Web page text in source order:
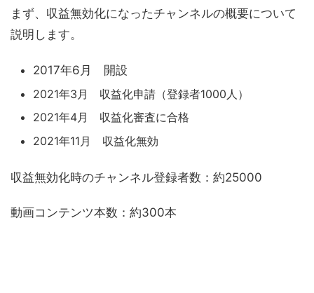
まず、収益無効化になったチャンネルの概要について
説明します。
2017年6月 開設
2021年3月 収益化申請（登録者1000人）
2021年4月 収益化審査に合格
2021年11月 収益化無効
収益無効化時のチャンネル登録者数：約25000
動画コンテンツ本数：約300本